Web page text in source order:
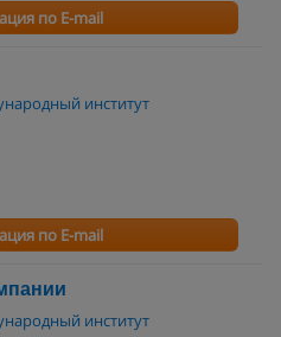
по E-mail
институт
по E-mail
институт